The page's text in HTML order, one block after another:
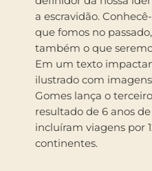
a escravidão.
que fomos no
também o que
Em um texto
ilustrado com
Gomes lança o
resultado de 6 anos
incluíram viagens por
continentes.